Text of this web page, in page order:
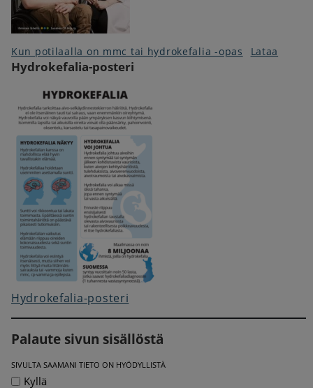
Kun potilaalla on mmc tai hydrokefalia -opas Lataa
Hydrokefalia-posteri
Hydrokefalia-posteri
Palaute sivun sisällöstä
SIVULTA SAAMANI TIETO ON HYÖDYLLISTÄ
Kyllä